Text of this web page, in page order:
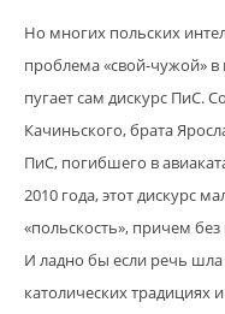
Но многих польских
проблема «свой-чужой»
пугает сам дискурс ПиС.
Качиньского, брата
ПиС, погибшего в
2010 года, этот дискурс
«польскость», причем
И ладно бы если речь
католических традициях